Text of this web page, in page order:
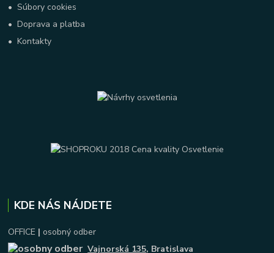
•Súbory cookies
•Doprava a platba
•Kontakty
KDE NÁS NÁJDETE
OFFICE | osobný odber
Vajnorská 135, Bratislava